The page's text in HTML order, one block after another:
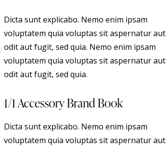
Dicta sunt explicabo. Nemo enim ipsam
voluptatem quia voluptas sit aspernatur aut
odit aut fugit, sed quia. Nemo enim ipsam
voluptatem quia voluptas sit aspernatur aut
odit aut fugit, sed quia.
1/1 Accessory Brand Book
Dicta sunt explicabo. Nemo enim ipsam
voluptatem quia voluptas sit aspernatur aut